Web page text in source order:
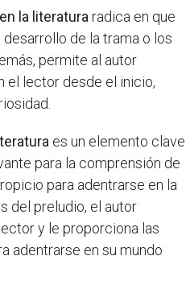
la literatura radica en que
de la trama o los
permite al autor
el lector desde el inicio,
es un elemento clave
para la comprensión de
para adentrarse en la
del preludio, el autor
y le proporciona las
adentrarse en su mundo